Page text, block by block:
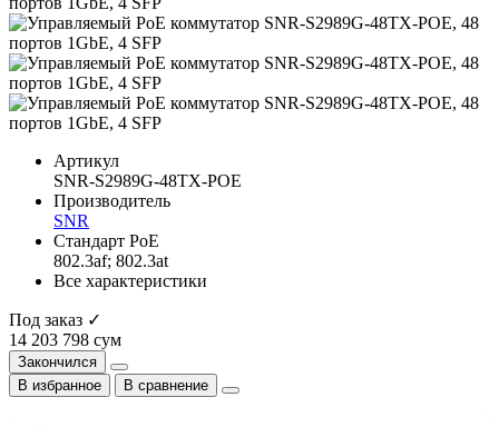
Артикул
SNR-S2989G-48TX-POE
Производитель
SNR
Cтандарт PoE
802.3af; 802.3at
Все характеристики
Под заказ ✓
14 203 798 сум
Закончился
В избранное
В сравнение